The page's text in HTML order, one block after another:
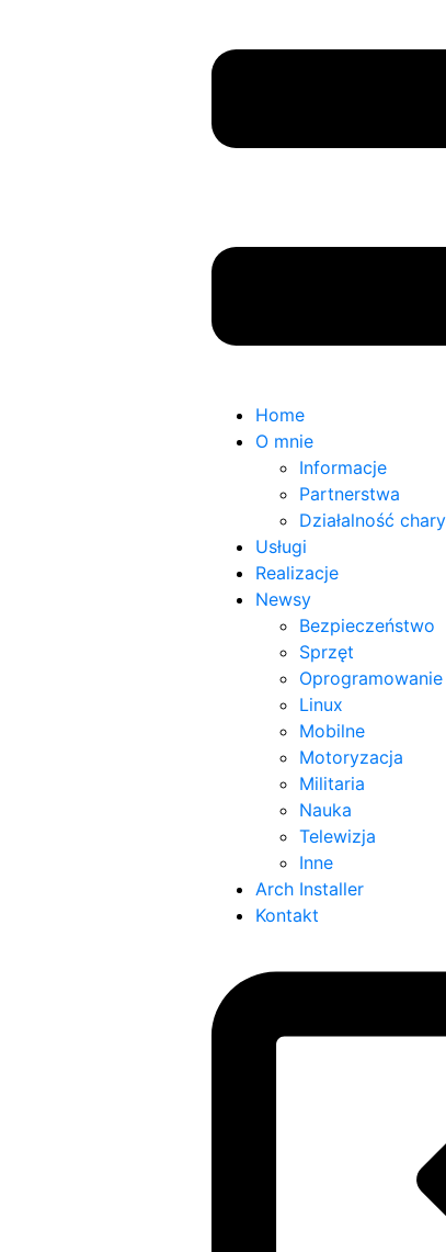
Home
O mnie
Informacje
Partnerstwa
Działalność
Usługi
Realizacje
Newsy
Bezpieczeństwo
Sprzęt
Oprogramowanie
Linux
Mobilne
Motoryzacja
Militaria
Nauka
Telewizja
Inne
Arch Installer
Kontakt